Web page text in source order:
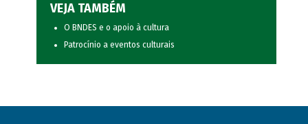
VEJA TAMBÉM
O BNDES e o apoio à cultura
Patrocínio a eventos culturais